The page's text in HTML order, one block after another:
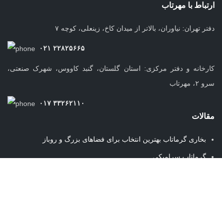
ارتباط با مهرتاب
دفتر تهران: نیاوران، بالاتر از میدان کاخ، زینعلی، کوچه ۷
۰۲۱ ۲۲۸۲۵۶۶۵
کارخانه و دفتر مرکزی: استان گلستان، گنبد کاووس، شهرک صنعتی،
سرو ۲، مهرتاب
۰۱۷ ۳۳۲۶۲۱۱۰
مقالات
بخاری گرماتاب بهترین انتخاب برای فضاهای بزرگ و روباز
گرماتاب سرامیکی